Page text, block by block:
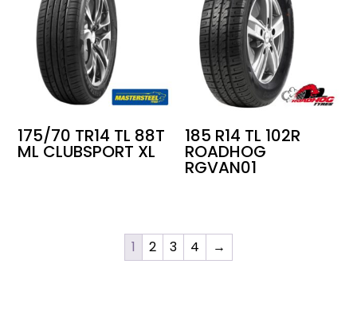
175/70 TR14 TL 88T
ML CLUBSPORT XL
185 R14 TL 102R
ROADHOG
RGVAN01
1 2 3 4 →